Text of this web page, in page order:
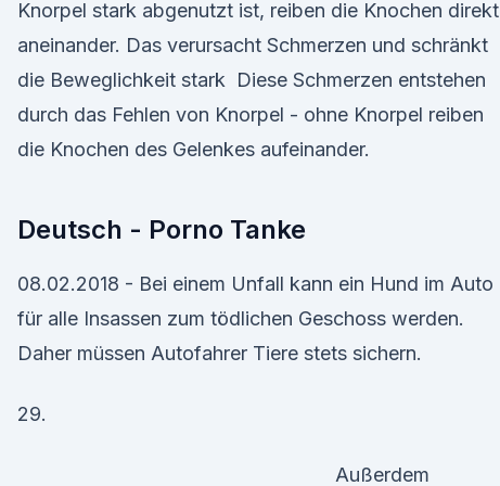
Knorpel stark abgenutzt ist, reiben die Knochen direkt
aneinander. Das verursacht Schmerzen und schränkt
die Beweglichkeit stark Diese Schmerzen entstehen
durch das Fehlen von Knorpel - ohne Knorpel reiben
die Knochen des Gelenkes aufeinander.
Deutsch - Porno Tanke
08.02.2018 - Bei einem Unfall kann ein Hund im Auto
für alle Insassen zum tödlichen Geschoss werden.
Daher müssen Auto­fahrer Tiere stets sichern.
29.
Außerdem